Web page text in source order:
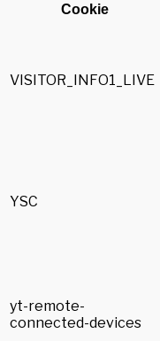
Cookie
VISITOR_INFO1_LIVE
YSC
yt-remote-
connected-devices